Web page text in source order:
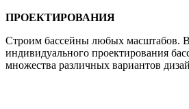
ПРОЕКТИРОВАНИЯ
Строим бассейны любых масштабов.
индивидуального проектирования
множества различных вариантов